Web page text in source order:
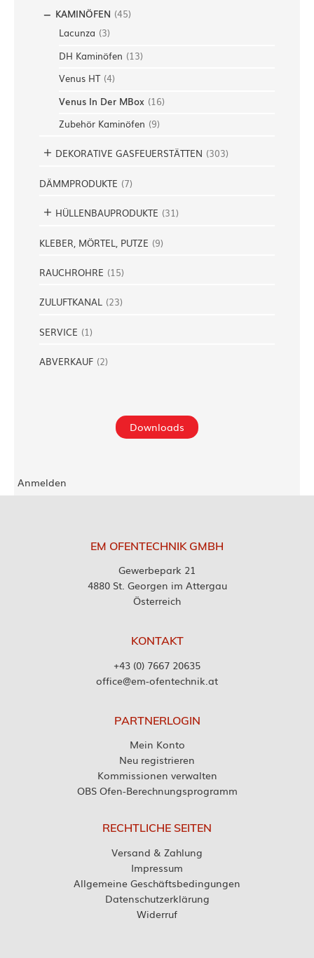
KAMINÖFEN (45)
Lacunza (3)
DH Kaminöfen (13)
Venus HT (4)
Venus In Der MBox (16)
Zubehör Kaminöfen (9)
DEKORATIVE GASFEUERSTÄTTEN (303)
DÄMMPRODUKTE (7)
HÜLLENBAUPRODUKTE (31)
KLEBER, MÖRTEL, PUTZE (9)
RAUCHROHRE (15)
ZULUFTKANAL (23)
SERVICE (1)
ABVERKAUF (2)
Downloads
Anmelden
EM OFENTECHNIK GMBH
Gewerbepark 21
4880 St. Georgen im Attergau
Österreich
KONTAKT
+43 (0) 7667 20635
office@em-ofentechnik.at
PARTNERLOGIN
Mein Konto
Neu registrieren
Kommissionen verwalten
OBS Ofen-Berechnungsprogramm
RECHTLICHE SEITEN
Versand & Zahlung
Impressum
Allgemeine Geschäftsbedingungen
Datenschutzerklärung
Widerruf